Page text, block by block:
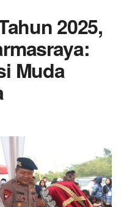
2025,
Muda